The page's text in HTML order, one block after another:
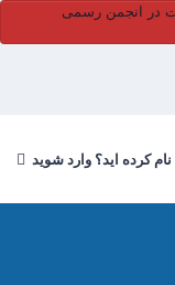
در انجمن رسمی
نام کرده اید؟ وارد شوید